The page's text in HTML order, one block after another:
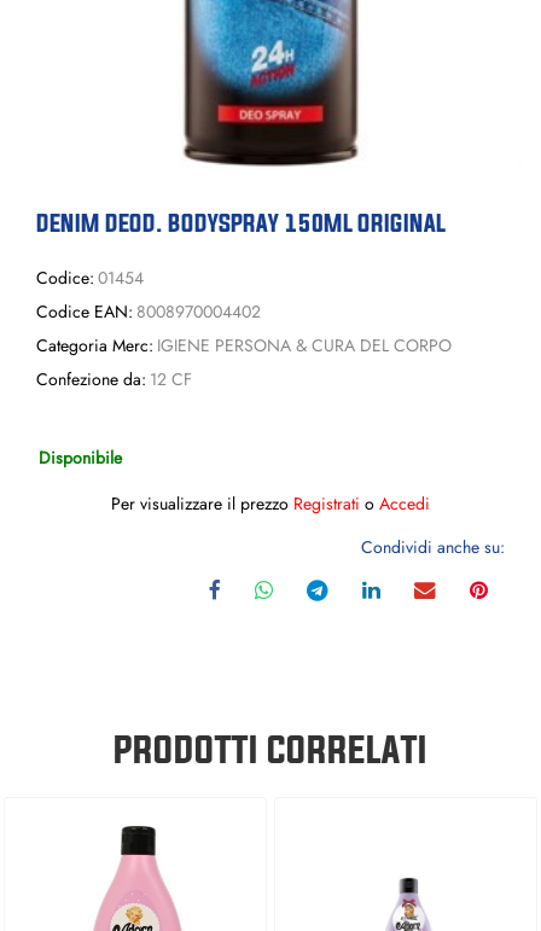
DENIM DEOD. BODYSPRAY 150ML ORIGINAL
Codice: 01454
Codice EAN: 8008970004402
Categoria Merc: IGIENE PERSONA & CURA DEL CORPO
Confezione da: 12 CF
Disponibile
Per visualizzare il prezzo Registrati o Accedi
Condividi anche su:
PRODOTTI CORRELATI